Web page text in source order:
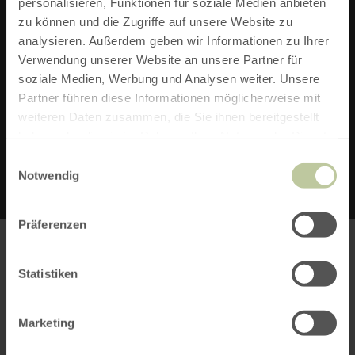
zu können und die Zugriffe auf unsere Website zu
analysieren. Außerdem geben wir Informationen zu Ihrer
Verwendung unserer Website an unsere Partner für
soziale Medien, Werbung und Analysen weiter. Unsere
Partner führen diese Informationen möglicherweise mit
weiteren Daten zusammen, die Sie ihnen bereitgestellt
Notwendig
Präferenzen
Statistiken
Marketing
Ausstattung
Bettwäsche vorhanden
Nichtraucher Zimmer/App./Whg.
52152 Simmerath-Einruhr
Telefon: +49 163 3335042
ZUR WEBSITE
E-MAIL VERFASSEN
Bitte akzeptieren Sie den Einsatz aller
Cookies, um den Inhalt dieser Seite